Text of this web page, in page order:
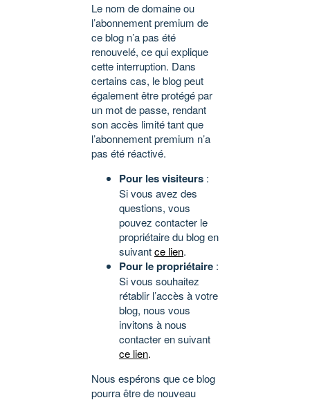
Le nom de domaine ou
l’abonnement premium de
ce blog n’a pas été
renouvelé, ce qui explique
cette interruption. Dans
certains cas, le blog peut
également être protégé par
un mot de passe, rendant
son accès limité tant que
l’abonnement premium n’a
pas été réactivé.
Pour les visiteurs :
Si vous avez des
questions, vous
pouvez contacter le
propriétaire du blog en
suivantce lien.
Pour le propriétaire :
Si vous souhaitez
rétablir l’accès à votre
blog, nous vous
invitons à nous
contacter en suivant
ce lien.
Nous espérons que ce blog
pourra être de nouveau